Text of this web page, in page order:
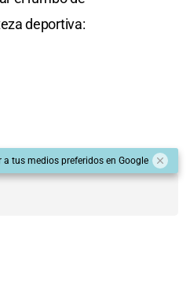
deportiva:
a tus medios preferidos en Google